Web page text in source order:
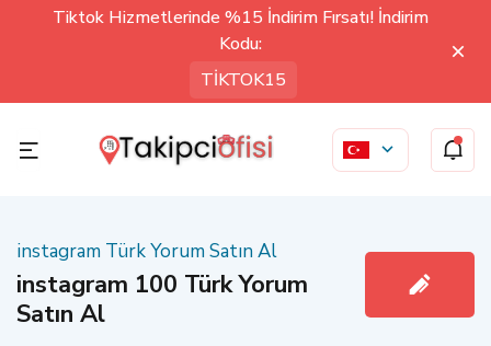
Tiktok Hizmetlerinde %15 İndirim Fırsatı! İndirim
Kodu:
TİKTOK15
instagram Türk Yorum Satın Al
instagram 100 Türk Yorum
Satın Al